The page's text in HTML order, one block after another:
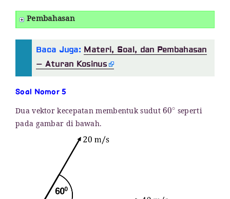
Pembahasan
Baca Juga: Materi, Soal, dan Pembahasan
– Aturan Kosinus
Soal Nomor 5
Dua vektor kecepatan membentuk sudut60∘ seperti
pada gambar di bawah.